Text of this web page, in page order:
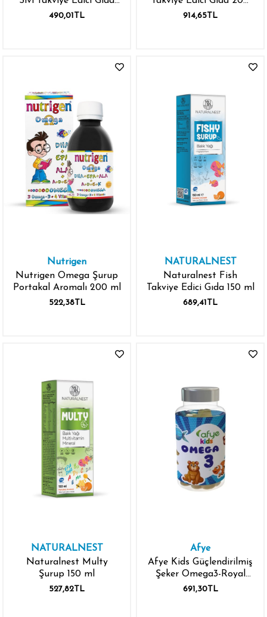
150 ml
490,01TL
ml
914,65TL
Nutrigen
Nutrigen Omega Şurup
Portakal Aromalı 200 ml
522,38TL
NATURALNEST
Naturalnest Fish
Takviye Edici Gıda 150 ml
689,41TL
NATURALNEST
Naturalnest Multy
Şurup 150 ml
527,82TL
Afye
Afye Kids Güçlendirilmiş
Şeker Omega3-Royal
Jelly 130 gr
691,30TL